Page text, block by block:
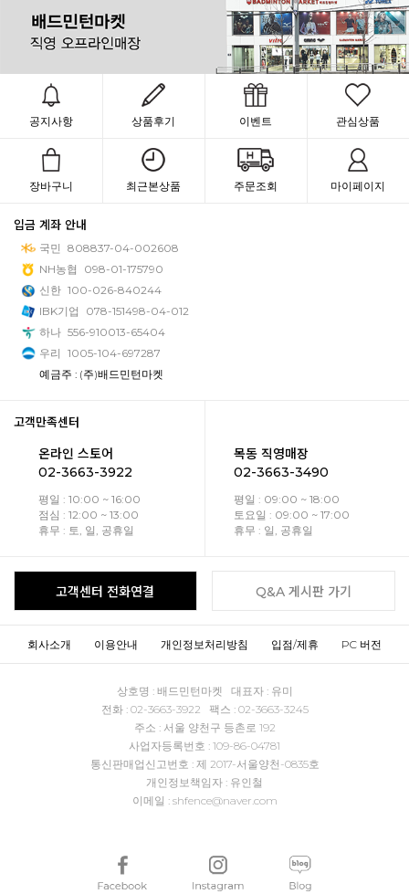
공지사항 상품후기 이벤트 관심상품
장바구니 최근본상품 주문조회 마이페이지
입금 계좌 안내
국민 808837-04-002608
NH농협
098-01-175790
신한 100-026-840244
IBK기업
078-151498-04-012
하나 556-910013-65404
우리 1005-104-697287
예금주 : (주)배드민턴마켓
고객만족센터
온라인 스토어
02-3663-3922
평일 : 10:00 ~ 16:00
점심 : 12:00 ~ 13:00
휴무 : 토, 일, 공휴일
목동 직영매장
02-3663-3490
평일 : 09:00 ~ 18:00
토요일 : 09:00 ~ 17:00
휴무 : 일, 공휴일
고객센터 전화연결 Q&A 게시판 가기
회사소개 이용안내 개인정보처리방침 입점/제휴 PC 버전
상호명 : 배드민턴마켓 대표자 : 유미
전화 : 02-3663-3922 팩스 : 02-3663-3245
주소 : 서울 양천구 등촌로 192
사업자등록번호 : 109-86-04781
통신판매업신고번호 : 제 2017-서울양천-0835호
개인정보책임자 : 유인철
이메일 : shfence@naver.com